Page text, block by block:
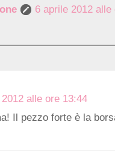
6 aprile 2012 alle
alle ore 13:44
Il pezzo forte è la